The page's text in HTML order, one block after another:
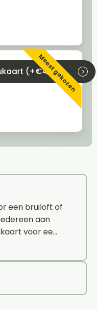
Meest gekozen
(+€4,95)
een bruiloft of
aan
voor ee…